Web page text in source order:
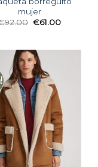
mujer
92.00 €61.00